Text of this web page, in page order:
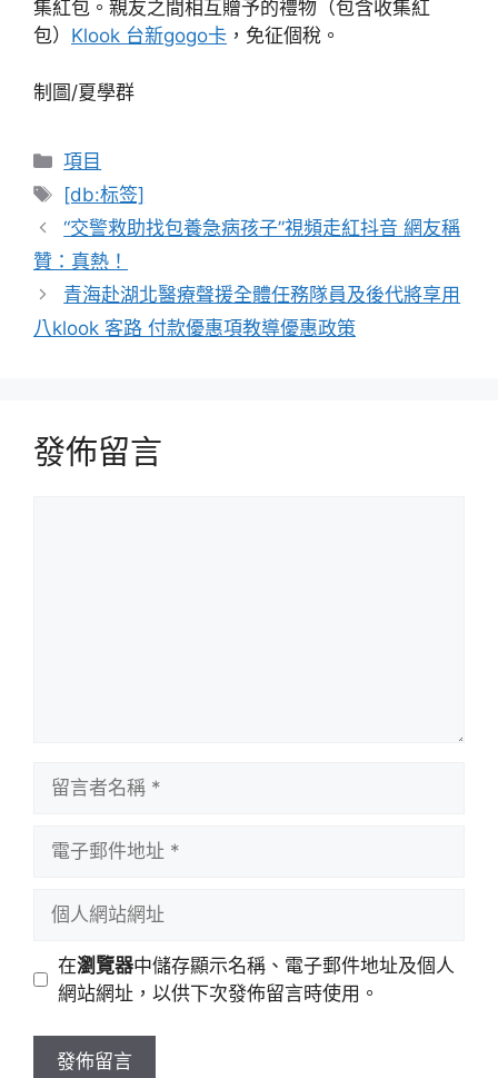
集紅包。親友之間相互贈予的禮物（包含收集紅
包） Klook 台新gogo卡 ，免征個稅。
制圖/夏學群
分
類
項目
標
籤
[db:标签]
“交警救助找包養急病孩子”視頻走紅抖音 網友稱
贊：真熱！
青海赴湖北醫療聲援全體任務隊員及後代將享用
八klook 客路 付款優惠項教導優惠政策
發佈留言
址
站
址
在瀏覽器中儲存顯示名稱、電子郵件地址及個人
網站網址，以供下次發佈留言時使用。